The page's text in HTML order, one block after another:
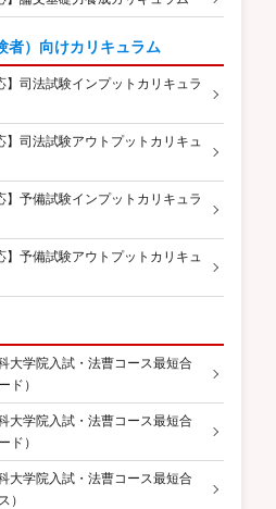
者）向けカリキュラム
】司法試験インプットカリキュラ
】司法試験アウトプットカリキュ
】予備試験インプットカリキュラ
】予備試験アウトプットカリキュ
大学院入試・法曹コース最短合
ド）
大学院入試・法曹コース最短合
ド）
大学院入試・法曹コース最短合
）